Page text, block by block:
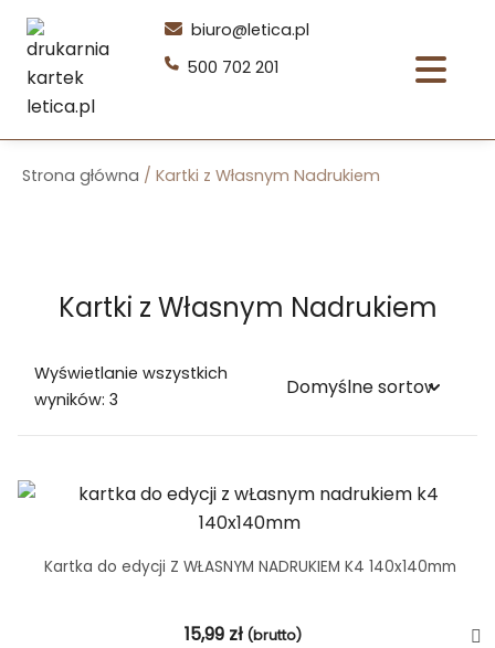
Przejdź
treści
biuro@letica.pl
500 702 201
Strona główna / Kartki z Własnym Nadrukiem
Kartki z Własnym Nadrukiem
Wyświetlanie wszystkich
wyników: 3
Kartka do edycji Z WŁASNYM NADRUKIEM K4 140x140mm
15,99 zł (brutto)